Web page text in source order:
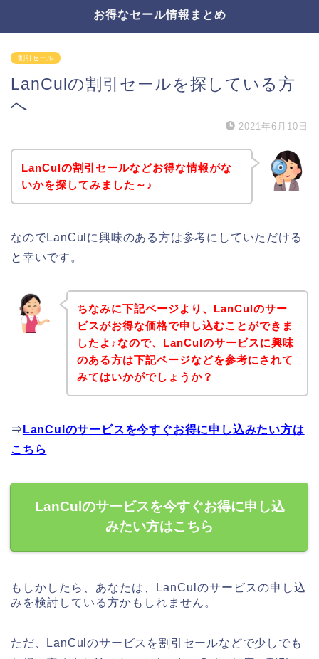
お得なセール情報まとめ
割引セール
LanCulの割引セールを探している方
へ
2021年6月10日
LanCulの割引セールなどお得な情報がな
いかを探してみました～♪
なのでLanCulに興味のある方は参考にしていただける
と幸いです。
ちなみに下記ページより、LanCulのサー
ビスがお得な価格で申し込むことができま
したよ♪なので、LanCulのサービスに興味
のある方は下記ページなどを参考にされて
みてはいかがでしょうか？
⇒ LanCulのサービスを今すぐお得に申し込みたい方は
こちら
LanCulのサービスを今すぐお得に申し込
みたい方はこちら
もしかしたら、あなたは、LanCulのサービスの申し込
みを検討している方かもしれません。
ただ、LanCulのサービスを割引セールなどで少しでも